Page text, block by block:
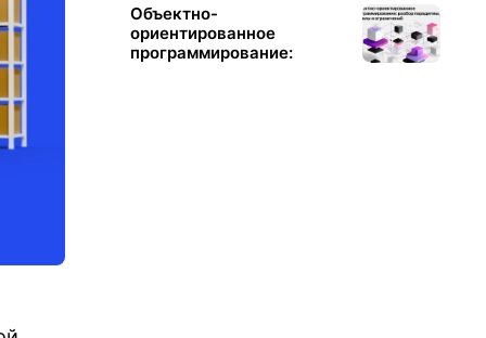
будущее
Объектно-
ориентированное
программирование: